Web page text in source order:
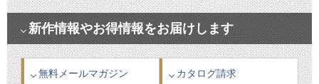
新作情報やお得情報をお届けします
無料メールマガジン カタログ請求